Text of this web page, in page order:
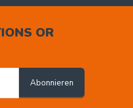
OR
Abonnieren